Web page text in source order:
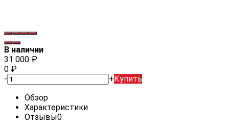
В наличии
31 000 ₽
0 ₽
-
+Купить
Обзор
Характеристики
Отзывы0